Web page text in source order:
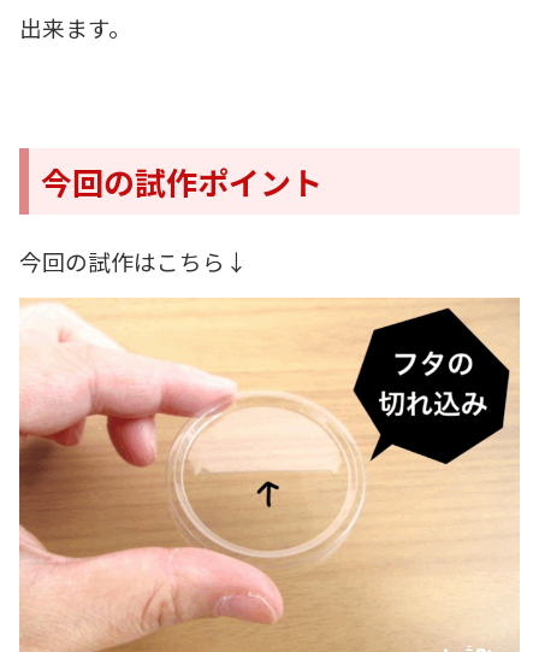
出来ます。
今回の試作ポイント
今回の試作はこちら↓